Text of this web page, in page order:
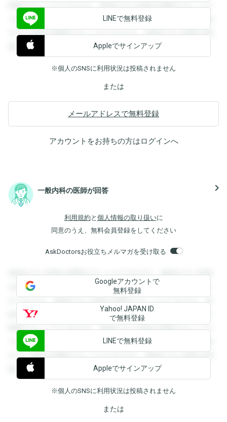
閲覧することができます。登録すると回答を閲覧することが
できます。登録すると回答を閲覧することができます。登録
すると回答を閲覧することができます。登録すると回答を閲
覧することができます。
LINEで無料登録
Appleでサインアップ
※個人のSNSに利用状況は投稿されません
または
メールアドレスで無料登録
アカウントをお持ちの方はログインへ
一般内科の医師が回答 navigate_next
利用規約 と 個人情報の取り扱いに
同意のうえ、無料会員登録をしてください
AskDoctorsお役立ちメルマガを受け取る
登録すると回答を閲覧することができます。登録すると回答
を閲覧することができます。登録すると回答を閲覧すること
ができます。登録すると回答を閲覧することができます。登
録すると回答を閲覧することができます。登録すると回答を
閲覧することができます。登録すると回答を閲覧することが
できます。登録すると回答を閲覧することができます。登録
すると回答を閲覧することができます。登録すると回答を閲
覧することができます。
Googleアカウントで
無料登録
Yahoo! JAPAN ID
で無料登録
LINEで無料登録
Appleでサインアップ
※個人のSNSに利用状況は投稿されません
または